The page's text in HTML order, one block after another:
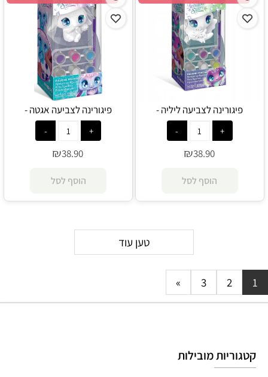
פיגורינה לצביעה ליליה -
Nebulous Stars
₪38.90
הוסף לסל
פיגורינה לצביעה אגטה -
Nebulous Stars
₪38.90
הוסף לסל
טען עוד
1
2
3
»
קטגוריות מובילות